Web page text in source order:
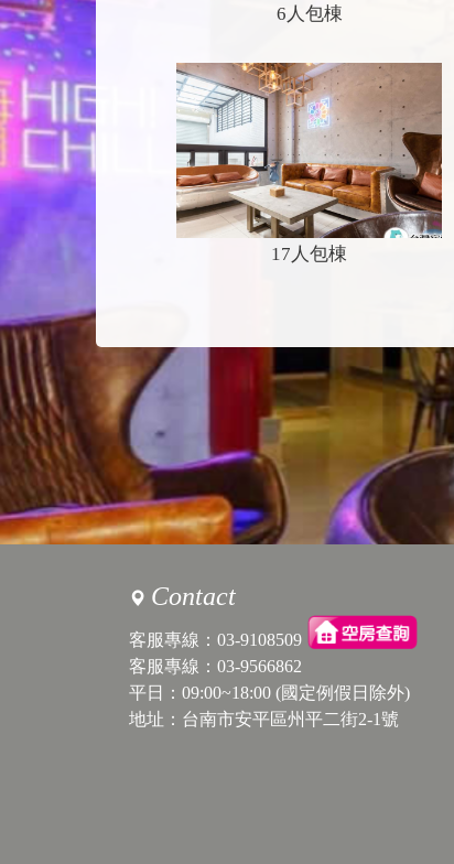
6人包棟
17人包棟
Contact
客服專線： 03-9108509
客服專線： 03-9566862
平日：09:00~18:00 (國定例假日除外)
地址：台南市安平區州平二街2-1號